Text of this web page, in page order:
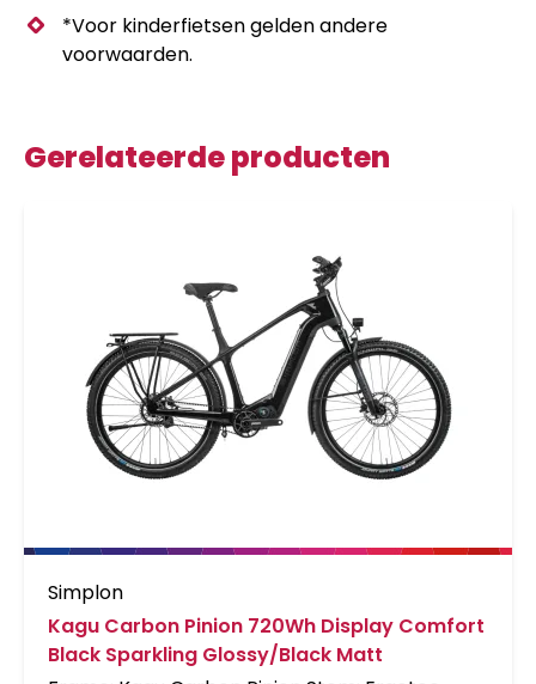
*Voor kinderfietsen gelden andere
voorwaarden.
Gerelateerde producten
Simplon
Kagu Carbon Pinion 720Wh Display Comfort
Black Sparkling Glossy/Black Matt